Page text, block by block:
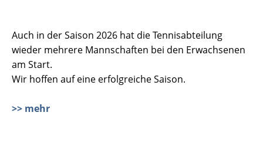
Auch in der Saison 2026 hat die Tennisabteilung
wieder mehrere Mannschaften bei den Erwachsenen
am Start.
Wir hoffen auf eine erfolgreiche Saison.
>> mehr